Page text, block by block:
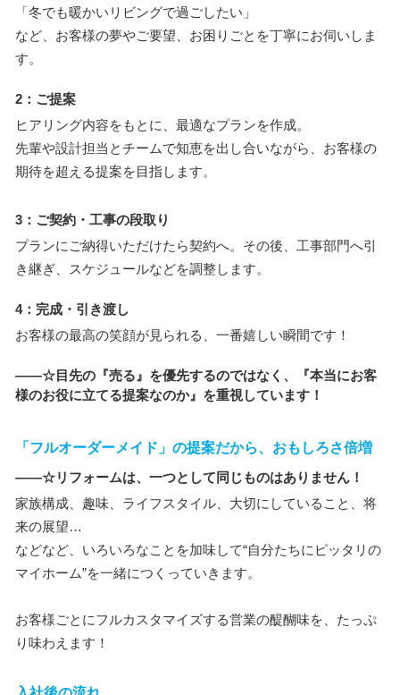
「冬でも暖かいリビングで過ごしたい」
など、お客様の夢やご要望、お困りごとを丁寧にお伺いしま
す。
2：ご提案
ヒアリング内容をもとに、最適なプランを作成。
先輩や設計担当とチームで知恵を出し合いながら、お客様の
期待を超える提案を目指します。
3：ご契約・工事の段取り
プランにご納得いただけたら契約へ。その後、工事部門へ引
き継ぎ、スケジュールなどを調整します。
4：完成・引き渡し
お客様の最高の笑顔が見られる、一番嬉しい瞬間です！
――☆目先の『売る』を優先するのではなく、『本当にお客
様のお役に立てる提案なのか』を重視しています！
「フルオーダーメイド」の提案だから、おもしろさ倍増
――☆リフォームは、一つとして同じものはありません！
家族構成、趣味、ライフスタイル、大切にしていること、将
来の展望…
などなど、いろいろなことを加味して“自分たちにピッタリの
マイホーム”を一緒につくっていきます。
お客様ごとにフルカスタマイズする営業の醍醐味を、たっぷ
り味わえます！